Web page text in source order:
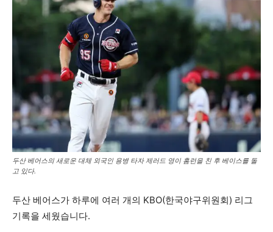
두산 베어스의 새로운 대체 외국인 용병 타자 제러드 영이 홈런을 친 후 베이스를 돌
고 있다.
두산 베어스가 하루에 여러 개의 KBO(한국야구위원회) 리그
기록을 세웠습니다.